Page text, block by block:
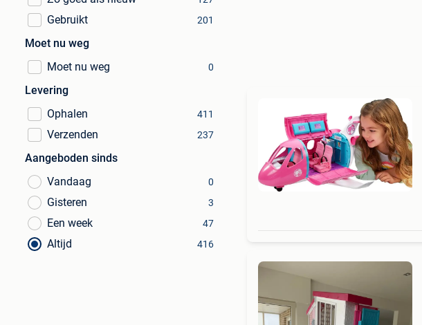
Gebruikt 201
Moet nu weg
Moet nu weg
0
Levering
Ophalen
411
Verzenden 237
Aangeboden sinds
Vandaag
0
Gisteren 3
Een week 47
Altijd 416